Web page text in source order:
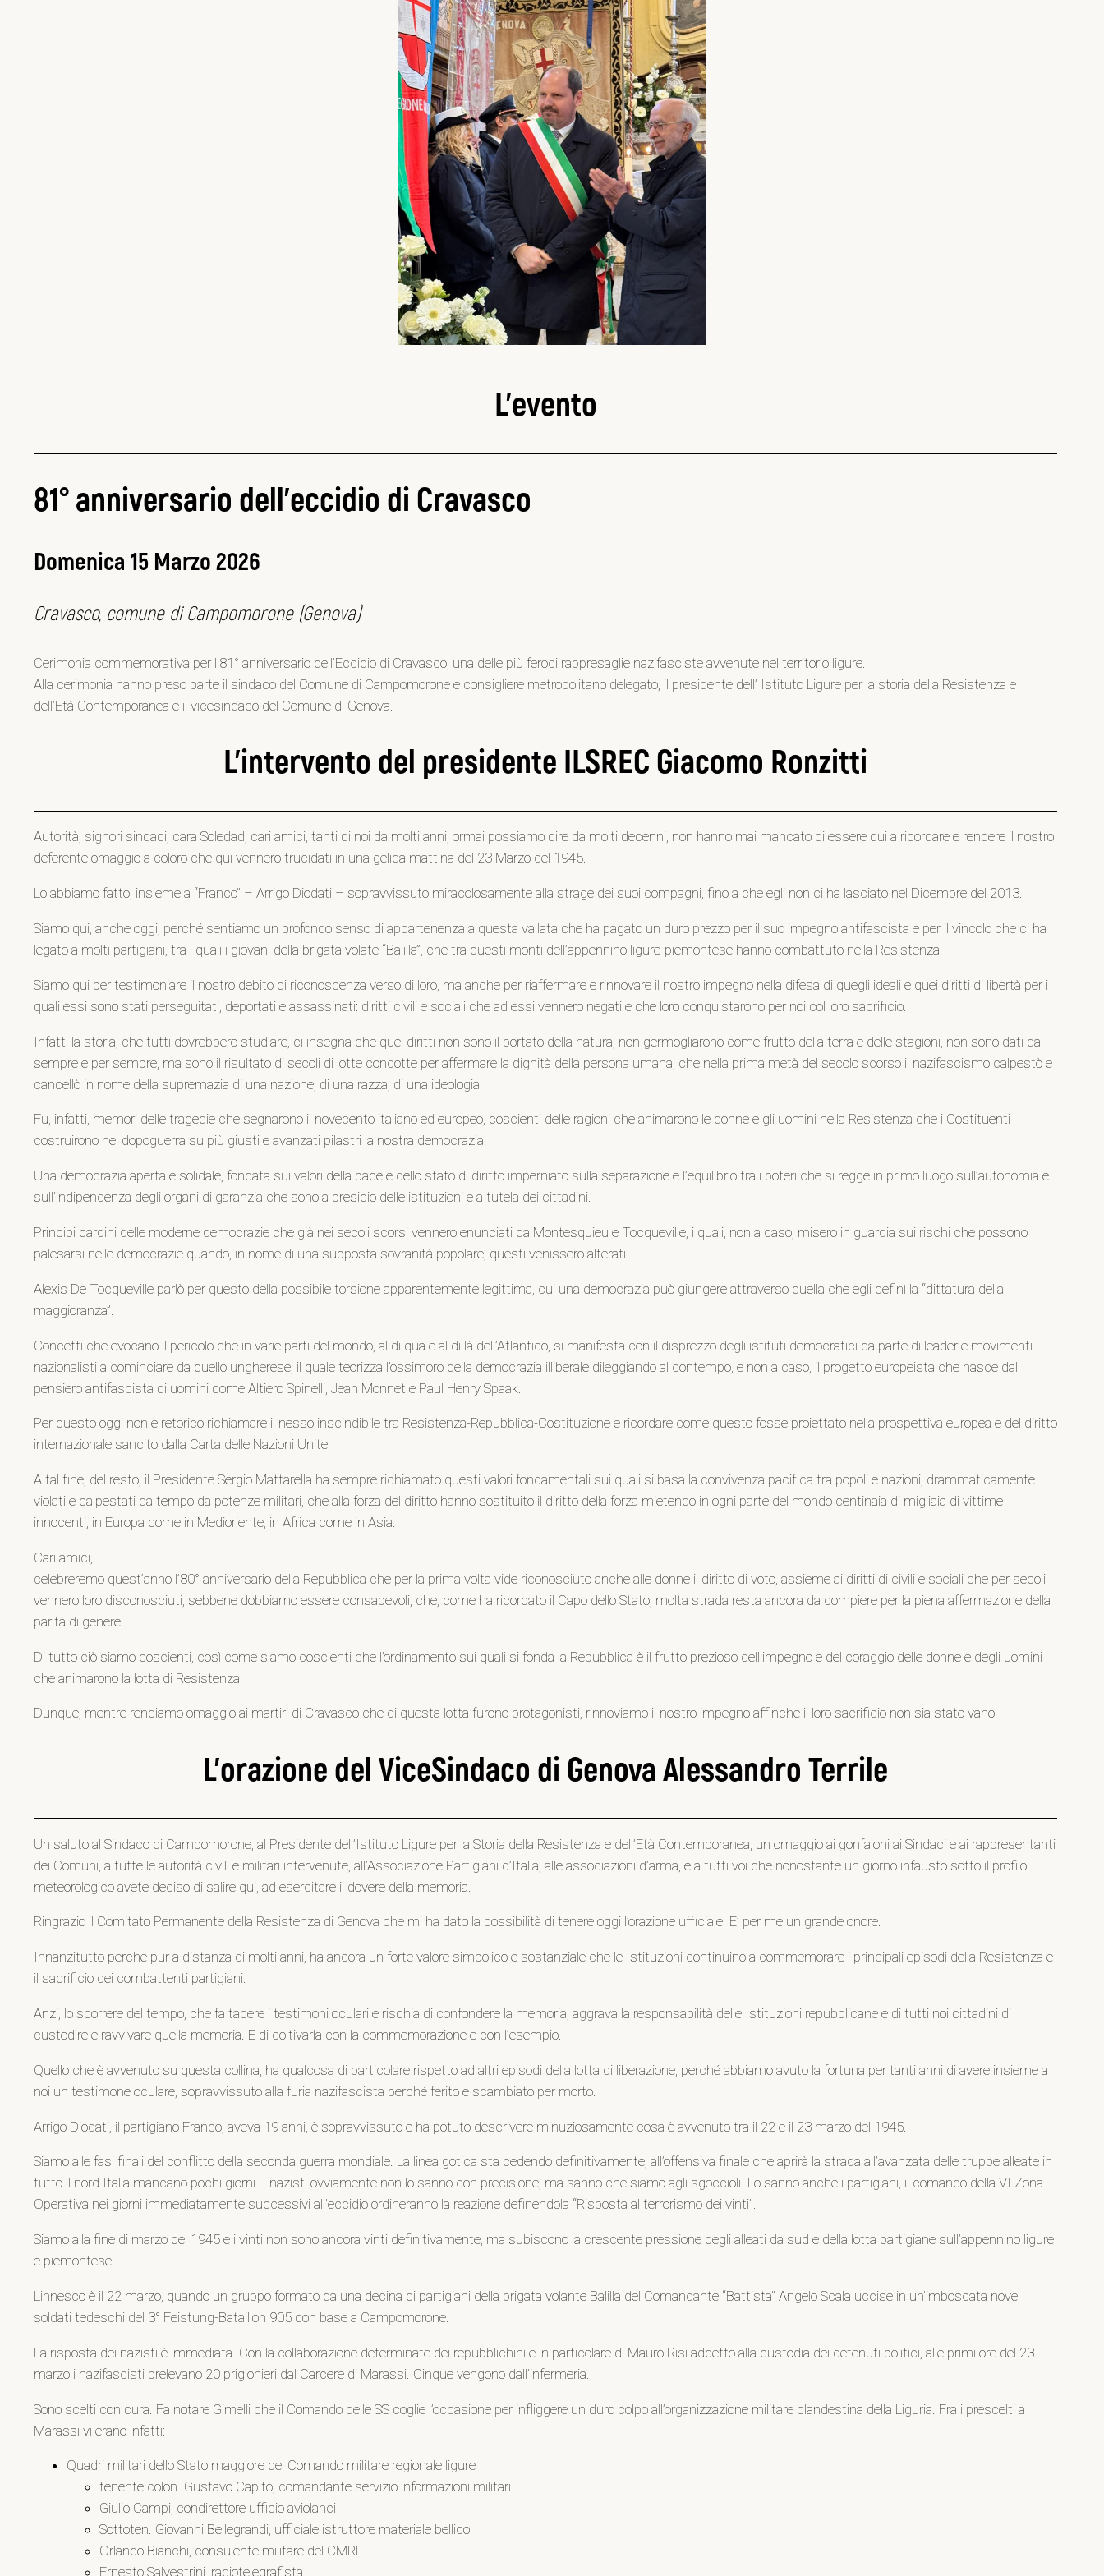
L’evento
81° anniversario dell’eccidio di Cravasco
Domenica 15 Marzo 2026
Cravasco, comune di Campomorone (Genova)
Cerimonia commemorativa per l’81° anniversario dell’Eccidio di Cravasco, una delle più feroci rappresaglie nazifasciste avvenute nel territorio ligure.
Alla cerimonia hanno preso parte il sindaco del Comune di Campomorone e consigliere metropolitano delegato, il presidente dell’ Istituto Ligure per la storia della Resistenza e
dell’Età Contemporanea e il vicesindaco del Comune di Genova.
L’intervento del presidente ILSREC Giacomo Ronzitti
Autorità, signori sindaci, cara Soledad, cari amici, tanti di noi da molti anni, ormai possiamo dire da molti decenni, non hanno mai mancato di essere qui a ricordare e rendere il nostro
deferente omaggio a coloro che qui vennero trucidati in una gelida mattina del 23 Marzo del 1945.
Lo abbiamo fatto, insieme a “Franco” – Arrigo Diodati – sopravvissuto miracolosamente alla strage dei suoi compagni, fino a che egli non ci ha lasciato nel Dicembre del 2013.
Siamo qui, anche oggi, perché sentiamo un profondo senso di appartenenza a questa vallata che ha pagato un duro prezzo per il suo impegno antifascista e per il vincolo che ci ha
legato a molti partigiani, tra i quali i giovani della brigata volate “Balilla”, che tra questi monti dell’appennino ligure-piemontese hanno combattuto nella Resistenza.
Siamo qui per testimoniare il nostro debito di riconoscenza verso di loro, ma anche per riaffermare e rinnovare il nostro impegno nella difesa di quegli ideali e quei diritti di libertà per i
quali essi sono stati perseguitati, deportati e assassinati: diritti civili e sociali che ad essi vennero negati e che loro conquistarono per noi col loro sacrificio.
Infatti la storia, che tutti dovrebbero studiare, ci insegna che quei diritti non sono il portato della natura, non germogliarono come frutto della terra e delle stagioni, non sono dati da
sempre e per sempre, ma sono il risultato di secoli di lotte condotte per affermare la dignità della persona umana, che nella prima metà del secolo scorso il nazifascismo calpestò e
cancellò in nome della supremazia di una nazione, di una razza, di una ideologia.
Fu, infatti, memori delle tragedie che segnarono il novecento italiano ed europeo, coscienti delle ragioni che animarono le donne e gli uomini nella Resistenza che i Costituenti
costruirono nel dopoguerra su più giusti e avanzati pilastri la nostra democrazia.
Una democrazia aperta e solidale, fondata sui valori della pace e dello stato di diritto imperniato sulla separazione e l’equilibrio tra i poteri che si regge in primo luogo sull’autonomia e
sull’indipendenza degli organi di garanzia che sono a presidio delle istituzioni e a tutela dei cittadini.
Principi cardini delle moderne democrazie che già nei secoli scorsi vennero enunciati da Montesquieu e Tocqueville, i quali, non a caso, misero in guardia sui rischi che possono
palesarsi nelle democrazie quando, in nome di una supposta sovranità popolare, questi venissero alterati.
Alexis De Tocqueville parlò per questo della possibile torsione apparentemente legittima, cui una democrazia può giungere attraverso quella che egli definì la “dittatura della
maggioranza”.
Concetti che evocano il pericolo che in varie parti del mondo, al di qua e al di là dell’Atlantico, si manifesta con il disprezzo degli istituti democratici da parte di leader e movimenti
nazionalisti a cominciare da quello ungherese, il quale teorizza l’ossimoro della democrazia illiberale dileggiando al contempo, e non a caso, il progetto europeista che nasce dal
pensiero antifascista di uomini come Altiero Spinelli, Jean Monnet e Paul Henry Spaak.
Per questo oggi non è retorico richiamare il nesso inscindibile tra Resistenza-Repubblica-Costituzione e ricordare come questo fosse proiettato nella prospettiva europea e del diritto
internazionale sancito dalla Carta delle Nazioni Unite.
A tal fine, del resto, il Presidente Sergio Mattarella ha sempre richiamato questi valori fondamentali sui quali si basa la convivenza pacifica tra popoli e nazioni, drammaticamente
violati e calpestati da tempo da potenze militari, che alla forza del diritto hanno sostituito il diritto della forza mietendo in ogni parte del mondo centinaia di migliaia di vittime
innocenti, in Europa come in Medioriente, in Africa come in Asia.
Cari amici,
celebreremo quest’anno l’80° anniversario della Repubblica che per la prima volta vide riconosciuto anche alle donne il diritto di voto, assieme ai diritti di civili e sociali che per secoli
vennero loro disconosciuti, sebbene dobbiamo essere consapevoli, che, come ha ricordato il Capo dello Stato, molta strada resta ancora da compiere per la piena affermazione della
parità di genere.
Di tutto ciò siamo coscienti, così come siamo coscienti che l’ordinamento sui quali si fonda la Repubblica è il frutto prezioso dell’impegno e del coraggio delle donne e degli uomini
che animarono la lotta di Resistenza.
Dunque, mentre rendiamo omaggio ai martiri di Cravasco che di questa lotta furono protagonisti, rinnoviamo il nostro impegno affinché il loro sacrificio non sia stato vano.
L’orazione del ViceSindaco di Genova Alessandro Terrile
Un saluto al Sindaco di Campomorone, al Presidente dell’Istituto Ligure per la Storia della Resistenza e dell’Età Contemporanea, un omaggio ai gonfaloni ai Sindaci e ai rappresentanti
dei Comuni, a tutte le autorità civili e militari intervenute, all’Associazione Partigiani d’Italia, alle associazioni d’arma, e a tutti voi che nonostante un giorno infausto sotto il profilo
meteorologico avete deciso di salire qui, ad esercitare il dovere della memoria.
Ringrazio il Comitato Permanente della Resistenza di Genova che mi ha dato la possibilità di tenere oggi l’orazione ufficiale. E’ per me un grande onore.
Innanzitutto perché pur a distanza di molti anni, ha ancora un forte valore simbolico e sostanziale che le Istituzioni continuino a commemorare i principali episodi della Resistenza e
il sacrificio dei combattenti partigiani.
Anzi, lo scorrere del tempo, che fa tacere i testimoni oculari e rischia di confondere la memoria, aggrava la responsabilità delle Istituzioni repubblicane e di tutti noi cittadini di
custodire e ravvivare quella memoria. E di coltivarla con la commemorazione e con l’esempio.
Quello che è avvenuto su questa collina, ha qualcosa di particolare rispetto ad altri episodi della lotta di liberazione, perché abbiamo avuto la fortuna per tanti anni di avere insieme a
noi un testimone oculare, sopravvissuto alla furia nazifascista perché ferito e scambiato per morto.
Arrigo Diodati, il partigiano Franco, aveva 19 anni, è sopravvissuto e ha potuto descrivere minuziosamente cosa è avvenuto tra il 22 e il 23 marzo del 1945.
Siamo alle fasi finali del conflitto della seconda guerra mondiale. La linea gotica sta cedendo definitivamente, all’offensiva finale che aprirà la strada all’avanzata delle truppe alleate in
tutto il nord Italia mancano pochi giorni. I nazisti ovviamente non lo sanno con precisione, ma sanno che siamo agli sgoccioli. Lo sanno anche i partigiani, il comando della VI Zona
Operativa nei giorni immediatamente successivi all’eccidio ordineranno la reazione definendola “Risposta al terrorismo dei vinti”.
Siamo alla fine di marzo del 1945 e i vinti non sono ancora vinti definitivamente, ma subiscono la crescente pressione degli alleati da sud e della lotta partigiane sull’appennino ligure
e piemontese.
L’innesco è il 22 marzo, quando un gruppo formato da una decina di partigiani della brigata volante Balilla del Comandante “Battista” Angelo Scala uccise in un’imboscata nove
soldati tedeschi del 3° Feistung-Bataillon 905 con base a Campomorone.
La risposta dei nazisti è immediata. Con la collaborazione determinate dei repubblichini e in particolare di Mauro Risi addetto alla custodia dei detenuti politici, alle primi ore del 23
marzo i nazifascisti prelevano 20 prigionieri dal Carcere di Marassi. Cinque vengono dall’infermeria.
Sono scelti con cura. Fa notare Gimelli che il Comando delle SS coglie l’occasione per infliggere un duro colpo all’organizzazione militare clandestina della Liguria. Fra i prescelti a
Marassi vi erano infatti:
Quadri militari dello Stato maggiore del Comando militare regionale ligure
tenente colon. Gustavo Capitò, comandante servizio informazioni militari
Giulio Campi, condirettore ufficio aviolanci
Sottoten. Giovanni Bellegrandi, ufficiale istruttore materiale bellico
Orlando Bianchi, consulente militare del CMRL
Ernesto Salvestrini, radiotelegrafista